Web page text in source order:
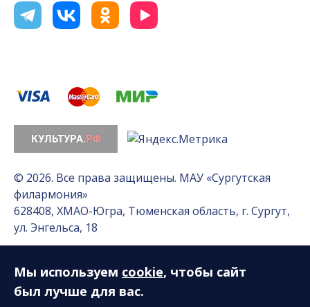
© 2026. Все права защищены. МАУ «Сургутская
филармония»
628408, ХМАО-Югра, Тюменская область, г. Сургут,
ул. Энгельса, 18
Разработка сайта — Интернет-лаборатория
«Делиссимо»
Мы используем cookie, чтобы сайт
был лучше для вас.